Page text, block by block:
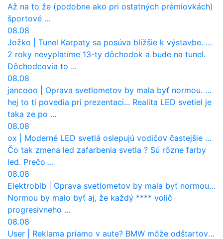
Až na to že (podobne ako pri ostatných prémiovkách)
športové ...
08.08
Jožko
Tunel Karpaty sa posúva bližšie k výstavbe. NDS urobila dôležitý krok
2 roky nevyplatíme 13-ty dôchodok a bude na tunel.
Dôchodcovia to ...
08.08
jancooo
Oprava svetlometov by mala byť normou. Jeden nový dnes stojí priemerne 1251 eur!
hej to ti povedia pri prezentaci... Realita LED svetiel je
taka ze po ...
08.08
ox
Moderné LED svetlá oslepujú vodičov častejšie než staré halogény
Čo tak zmena led zafarbenia svetla ? Sú rôzne farby
led. Prečo ...
08.08
Elektroblb
Oprava svetlometov by mala byť normou. Jeden nový dnes stojí priemerne 1251 eur!
Normou by malo byť aj, že každý **** volič
progresivneho ...
08.08
User
Reklama priamo v aute? BMW môže odštartovať nový trend